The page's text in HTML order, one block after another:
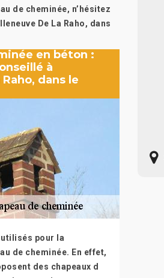
de cheminée, n’hésitez
De La Raho, dans
en béton :
à
dans le
pour la
de cheminée. En effet,
des chapeaux d